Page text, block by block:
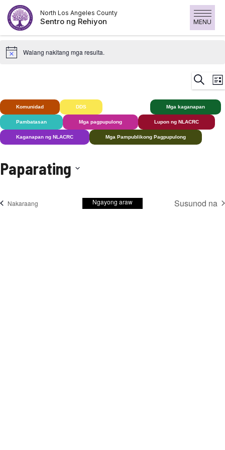
Laktawan
ang
nilalaman
North Los Angeles County
Sentro ng Rehiyon MENU
Walang nakitang mga resulta.
Komunidad DDS Mga kaganapan
Pambatasan Mga pagpupulong Lupon ng NLACRC
Kaganapan ng NLACRC Mga Pampublikong Pagpupulong
Paparating
petsa.
Nakaraang Ngayong araw
Susunod na